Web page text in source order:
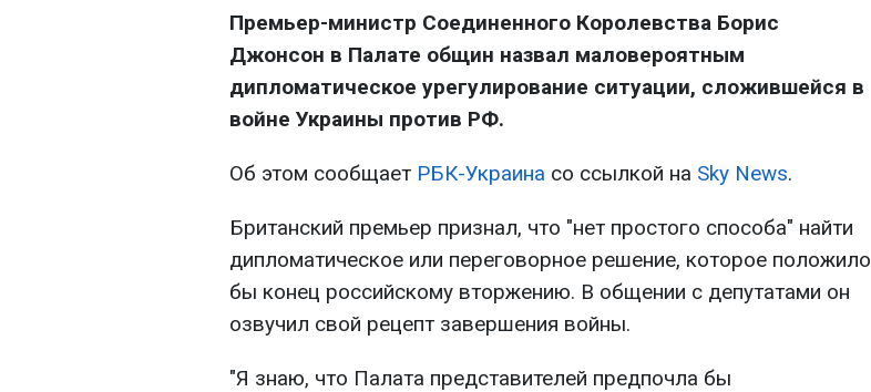
Премьер-министр Соединенного Королевства Борис
Джонсон в Палате общин назвал маловероятным
дипломатическое урегулирование ситуации, сложившейся в
войне Украины против РФ.
Об этом сообщает РБК-Украина со ссылкой на Sky News.
Британский премьер признал, что "нет простого способа" найти
дипломатическое или переговорное решение, которое положило
бы конец российскому вторжению. В общении с депутатами он
озвучил свой рецепт завершения войны.
"Я знаю, что Палата представителей предпочла бы